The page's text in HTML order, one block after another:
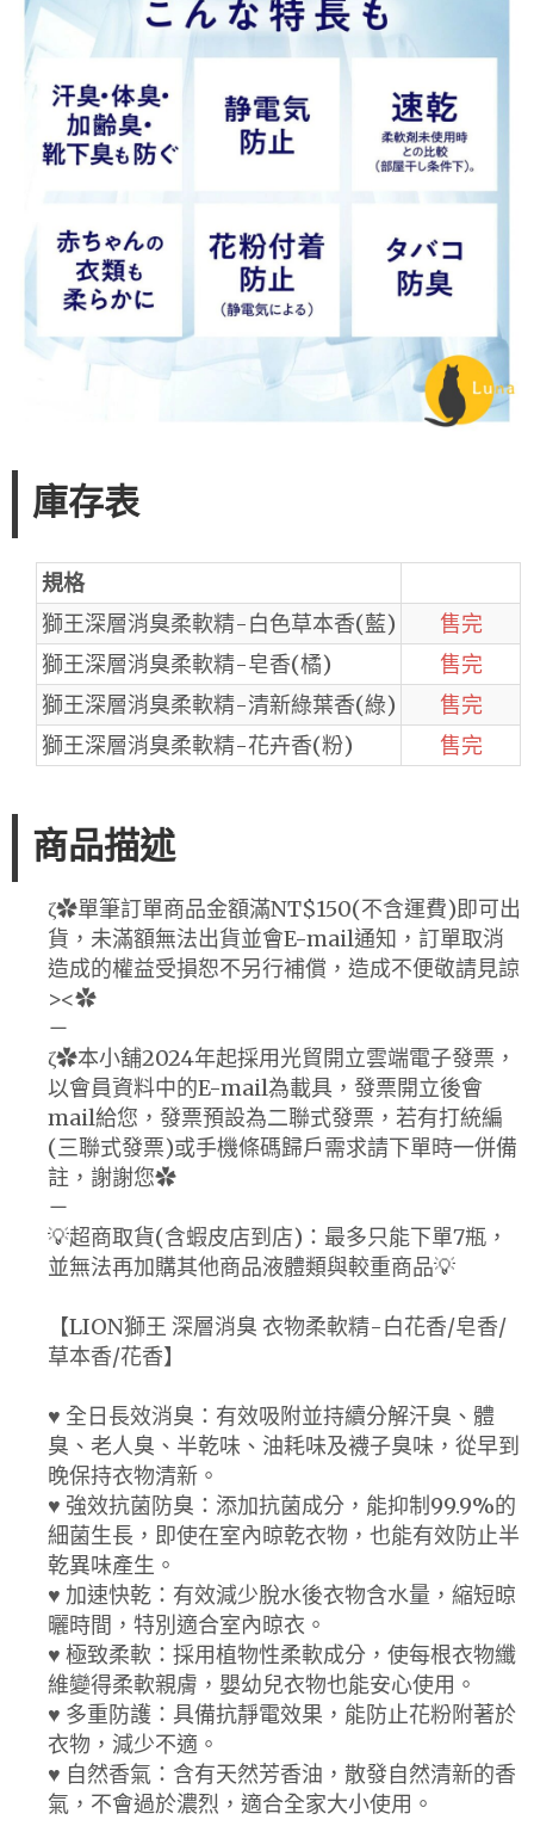
庫存表
規格
獅王深層消臭柔軟精-白色草本香(藍)
售完
獅王深層消臭柔軟精-皂香(橘)
售完
獅王深層消臭柔軟精-清新綠葉香(綠)
售完
獅王深層消臭柔軟精-花卉香(粉)
售完
商品描述
ζ✿單筆訂單商品金額滿NT$150(不含運費)即可出
貨，未滿額無法出貨並會E-mail通知，訂單取消
造成的權益受損恕不另行補償，造成不便敬請見諒
><✿
－
ζ✿本小舖2024年起採用光貿開立雲端電子發票，
以會員資料中的E-mail為載具，發票開立後會
mail給您，發票預設為二聯式發票，若有打統編
(三聯式發票)或手機條碼歸戶需求請下單時一併備
註，謝謝您✿
－
💡超商取貨(含蝦皮店到店)：最多只能下單7瓶，
並無法再加購其他商品液體類與較重商品💡
【LION獅王 深層消臭 衣物柔軟精-白花香/皂香/
草本香/花香】
♥ 全日長效消臭：有效吸附並持續分解汗臭、體
臭、老人臭、半乾味、油耗味及襪子臭味，從早到
晚保持衣物清新。
♥ 強效抗菌防臭：添加抗菌成分，能抑制99.9%的
細菌生長，即使在室內晾乾衣物，也能有效防止半
乾異味產生。
♥ 加速快乾：有效減少脫水後衣物含水量，縮短晾
曬時間，特別適合室內晾衣。
♥ 極致柔軟：採用植物性柔軟成分，使每根衣物纖
維變得柔軟親膚，嬰幼兒衣物也能安心使用。
♥ 多重防護：具備抗靜電效果，能防止花粉附著於
衣物，減少不適。
♥ 自然香氣：含有天然芳香油，散發自然清新的香
氣，不會過於濃烈，適合全家大小使用。